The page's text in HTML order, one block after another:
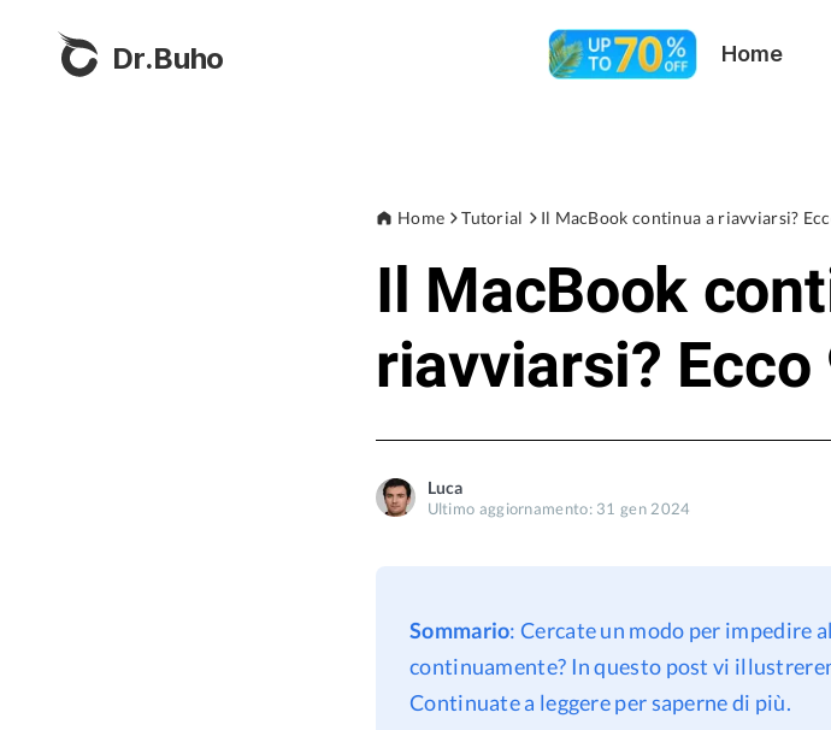
Dr.Buho Home
Home Tutorial Il MacBook continua a riavviarsi?
Il MacBook
riavviarsi?
Luca
Ultimo aggiornamento: 31 gen 2024
Sommario: Cercate un modo per impedire
continuamente? In questo post vi
Continuate a leggere per saperne di più.